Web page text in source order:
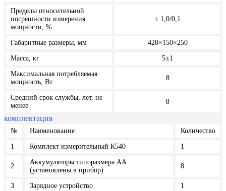
Пределы относительной
погрешности измерения
мощности, %
± 1,0/0,1
Габаритные размеры, мм 420×150×250
Масса, кг 5±1
Максимальная потребляемая
мощность, Вт
8
Средний срок службы, лет, не
менее
8
комплектация
№ Наименование Количество
1 Комплект измерительный К540 1
2
Аккумуляторы типоразмера AA
(установлены в прибор)
8
3 Зарядное устройство 1